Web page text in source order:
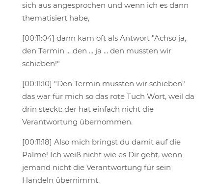
sich aus angesprochen und wenn ich es dann
thematisiert habe,
[00:11:04] dann kam oft als Antwort "Achso ja,
den Termin ... den ... ja ... den mussten wir
schieben!"
[00:11:10] "Den Termin mussten wir schieben"
das war für mich so das rote Tuch Wort, weil da
drin steckt: der hat einfach nicht die
Verantwortung übernommen.
[00:11:18] Also mich bringst du damit auf die
Palme! Ich weiß nicht wie es Dir geht, wenn
jemand nicht die Verantwortung für sein
Handeln übernimmt.